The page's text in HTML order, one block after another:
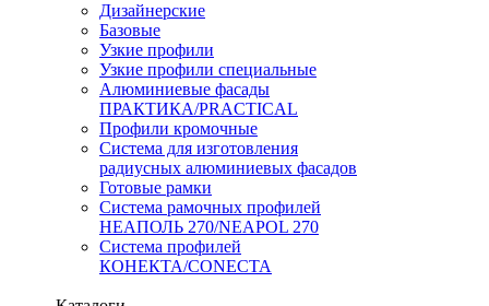
Дизайнерские
Базовые
Узкие профили
Узкие профили специальные
Алюминиевые фасады
ПРАКТИКА/PRACTICAL
Профили кромочные
Система для изготовления
радиусных алюминиевых фасадов
Готовые рамки
Система рамочных профилей
НЕАПОЛЬ 270/NEAPOL 270
Система профилей
КОНЕКТА/CONECTA